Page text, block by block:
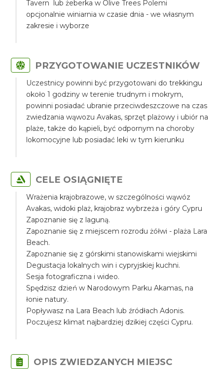
Tavern lub żeberka w Olive Trees Polemi
opcjonalnie winiarnia w czasie dnia - we własnym
zakresie i wyborze
PRZYGOTOWANIE UCZESTNIKÓW
Uczestnicy powinni być przygotowani do trekkingu
około 1 godziny w terenie trudnym i mokrym,
powinni posiadać ubranie przeciwdeszczowe na czas
zwiedzania wąwozu Avakas, sprzęt plażowy i ubiór na
plaże, także do kąpieli, być odpornym na choroby
lokomocyjne lub posiadać leki w tym kierunku
CELE OSIĄGNIĘTE
Wrażenia krajobrazowe, w szczególności wąwóz
Avakas, widoki plaż, krajobraz wybrzeża i góry Cypru
Zapoznanie się z laguną.
Zapoznanie się z miejscem rozrodu żółwi - plaża Lara
Beach.
Zapoznanie się z górskimi stanowiskami wiejskimi
Degustacja lokalnych win i cypryjskiej kuchni.
Sesja fotograficzna i wideo.
Spędzisz dzień w Narodowym Parku Akamas, na
łonie natury.
Popływasz na Lara Beach lub źródłach Adonis.
Poczujesz klimat najbardziej dzikiej części Cypru.
OPIS ZWIEDZANYCH MIEJSC